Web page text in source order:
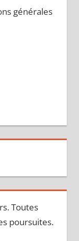
générales
Toutes
poursuites.